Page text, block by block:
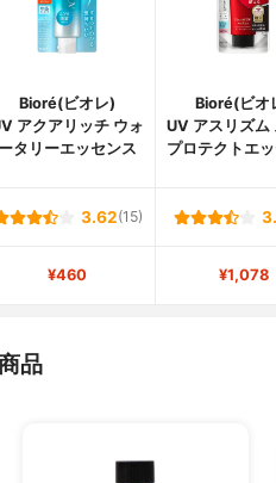
Bioré(ビオレ)
アクアリッチ ウォ
ータリーエッセンス
Bioré(ビオ
UV アスリズム
プロテクトエ
3.62(15)
¥460 ¥1,078
品